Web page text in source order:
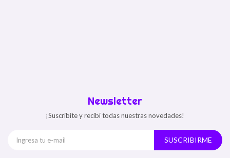
Newsletter
¡Suscribite y recibí todas nuestras novedades!
SUSCRIBIRME